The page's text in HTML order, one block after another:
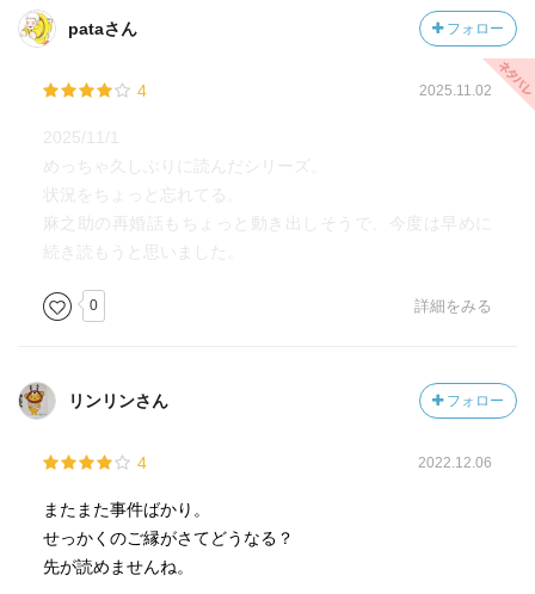
pataさん フォロー
4 2025.11.02
2025/11/1
めっちゃ久しぶりに読んだシリーズ。
状況をちょっと忘れてる。
麻之助の再婚話もちょっと動き出しそうで、今度は早めに
続き読もうと思いました。
0 詳細をみる
リンリンさん フォロー
4 2022.12.06
またまた事件ばかり。
せっかくのご縁がさてどうなる？
先が読めませんね。